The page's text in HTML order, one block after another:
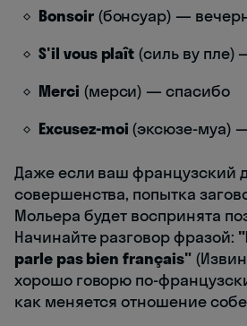
Bonsoir(бонсуар) —
S'il vous plaît (силь ву пле)
Merci (мерси) — спасибо
Excusez-moi (эксюзе-муа)
Даже если ваш французский
совершенства, попытка
Мольера будет воспринята
Начинайте разговор фразой:
parle pas bien français"
хорошо говорю по-
как меняется отношение